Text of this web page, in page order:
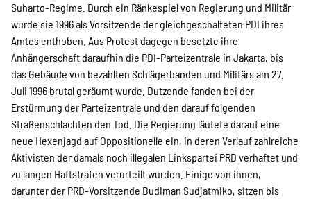
Suharto-Regime. Durch ein Ränkespiel von Regierung und Militär
wurde sie 1996 als Vorsitzende der gleichgeschalteten PDI ihres
Amtes enthoben. Aus Protest dagegen besetzte ihre
Anhängerschaft daraufhin die PDI-Parteizentrale in Jakarta, bis
das Gebäude von bezahlten Schlägerbanden und Militärs am 27.
Juli 1996 brutal geräumt wurde. Dutzende fanden bei der
Erstürmung der Parteizentrale und den darauf folgenden
Straßenschlachten den Tod. Die Regierung läutete darauf eine
neue Hexenjagd auf Oppositionelle ein, in deren Verlauf zahlreiche
Aktivisten der damals noch illegalen Linkspartei PRD verhaftet und
zu langen Haftstrafen verurteilt wurden. Einige von ihnen,
darunter der PRD-Vorsitzende Budiman Sudjatmiko, sitzen bis